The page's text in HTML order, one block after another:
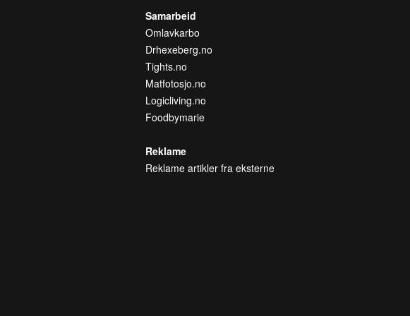
Samarbeid
Omlavkarbo
Drhexeberg.no
Tights.no
Matfotosjo.no
Logicliving.no
Foodbymarie
Reklame
Reklame artikler fra eksterne